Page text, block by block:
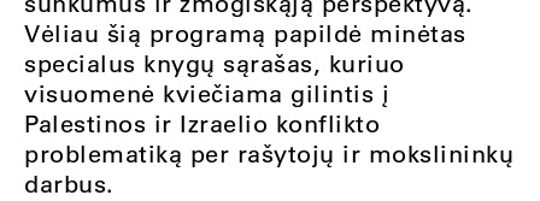
Vėliau šią programą papildė minėtas
specialus knygų sąrašas, kuriuo
visuomenė kviečiama gilintis į
Palestinos ir Izraelio konflikto
problematiką per rašytojų ir mokslininkų
darbus.